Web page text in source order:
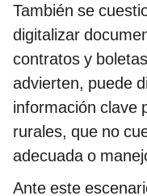
También se
digitalizar
contratos y
advierten, puede
información clave
rurales, que no
adecuada o
Ante este